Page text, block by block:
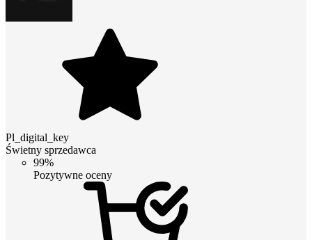
Pl_digital_key
Świetny sprzedawca
99%
Pozytywne oceny